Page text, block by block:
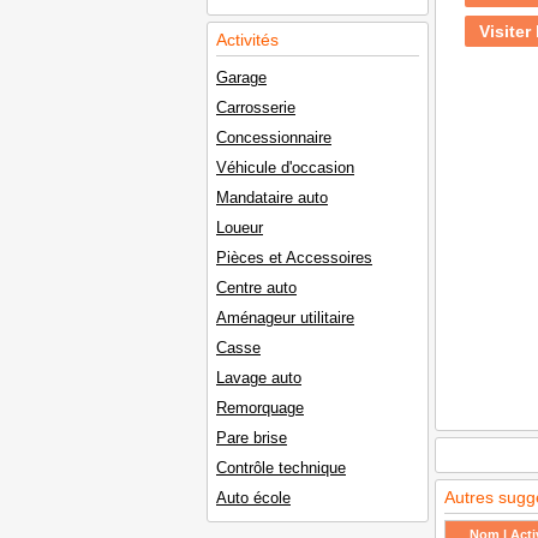
Activités
Garage
Carrosserie
Concessionnaire
Véhicule d'occasion
Mandataire auto
Loueur
Pièces et Accessoires
Centre auto
Aménageur utilitaire
Casse
Lavage auto
Remorquage
Pare brise
Contrôle technique
Auto école
Visiter
Autres
Nom |